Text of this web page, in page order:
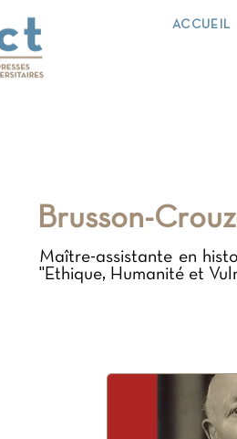
ACCUEIL
Brusson-
Maître-assistante en
"Ethique, Humanité et